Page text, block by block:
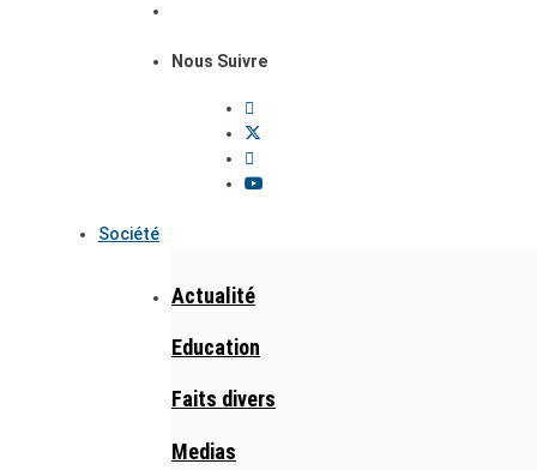
Nous Suivre
Société
Actualité
Education
Faits divers
Medias